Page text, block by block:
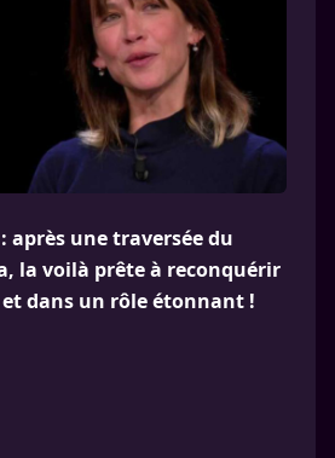
après une traversée du
la voilà prête à reconquérir
dans un rôle étonnant !